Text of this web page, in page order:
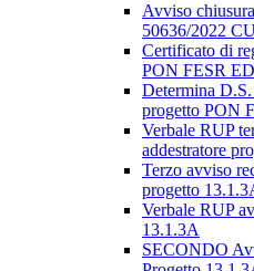
Avviso
50636/2022
Certificato di
PON FESR
Determina
progetto PON
Verbale RUP
addestratore
Terzo avviso
progetto
Verbale RUP
13.1.3A
SECONDO